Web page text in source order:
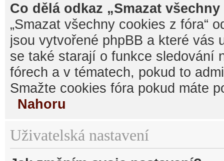
Co dělá odkaz „Smazat
„Smazat všechny cookies z fóra“
jsou vytvořené phpBB a které vás
se také starají o funkce sledování
fórech a v tématech, pokud to
Smažte cookies fóra pokud máte
Nahoru
Uživatelská nastavení